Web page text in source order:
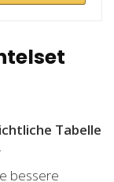
Tabelle
bessere